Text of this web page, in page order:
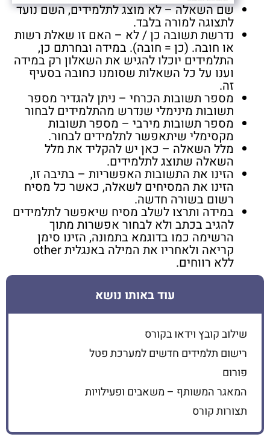
שם השאלה – לא מוצג לתלמידים, השם נועד
לתצוגה למורה בלבד.
נדרשת תשובה כן / לא – האם זו שאלת רשות
או חובה. (כן = חובה). במידה ובחרתם כן,
התלמידים יוכלו להגיש את השאלון רק במידה
וענו על כל השאלות שסומנו כחובה בסעיף
זה.
מספר תשובות הכרחי – ניתן להגדיר מספר
תשובות מינימלי שנדרש מהתלמידים לבחור
מספר תשובות מירבי – מספר תשובות
מקסימלי שיתאפשר לתלמידים לבחור.
מלל השאלה – כאן יש להקליד את מלל
השאלה שתוצג לתלמידים.
הזינו את התשובות האפשריות – בתיבה זו,
הזינו את המסיחים לשאלה, כאשר כל מסיח
רשום בשורה חדשה.
במידה ותרצו לשלב מסיח שיאפשר לתלמידים
להגיב בכתב ולא לבחור אפשרות מתוך
הרשימה כמו בדוגמא בתמונה, הזינו סימן
קריאה ולאחריו את המילה באנגלית other
ללא רווחים.
עוד באותו נושא
שילוב קובץ וידאו בקורס
רישום תלמידים חדשים למערכת פטל
פורום
המאגר המשותף – משאבים ופעילויות
תצורות קורס